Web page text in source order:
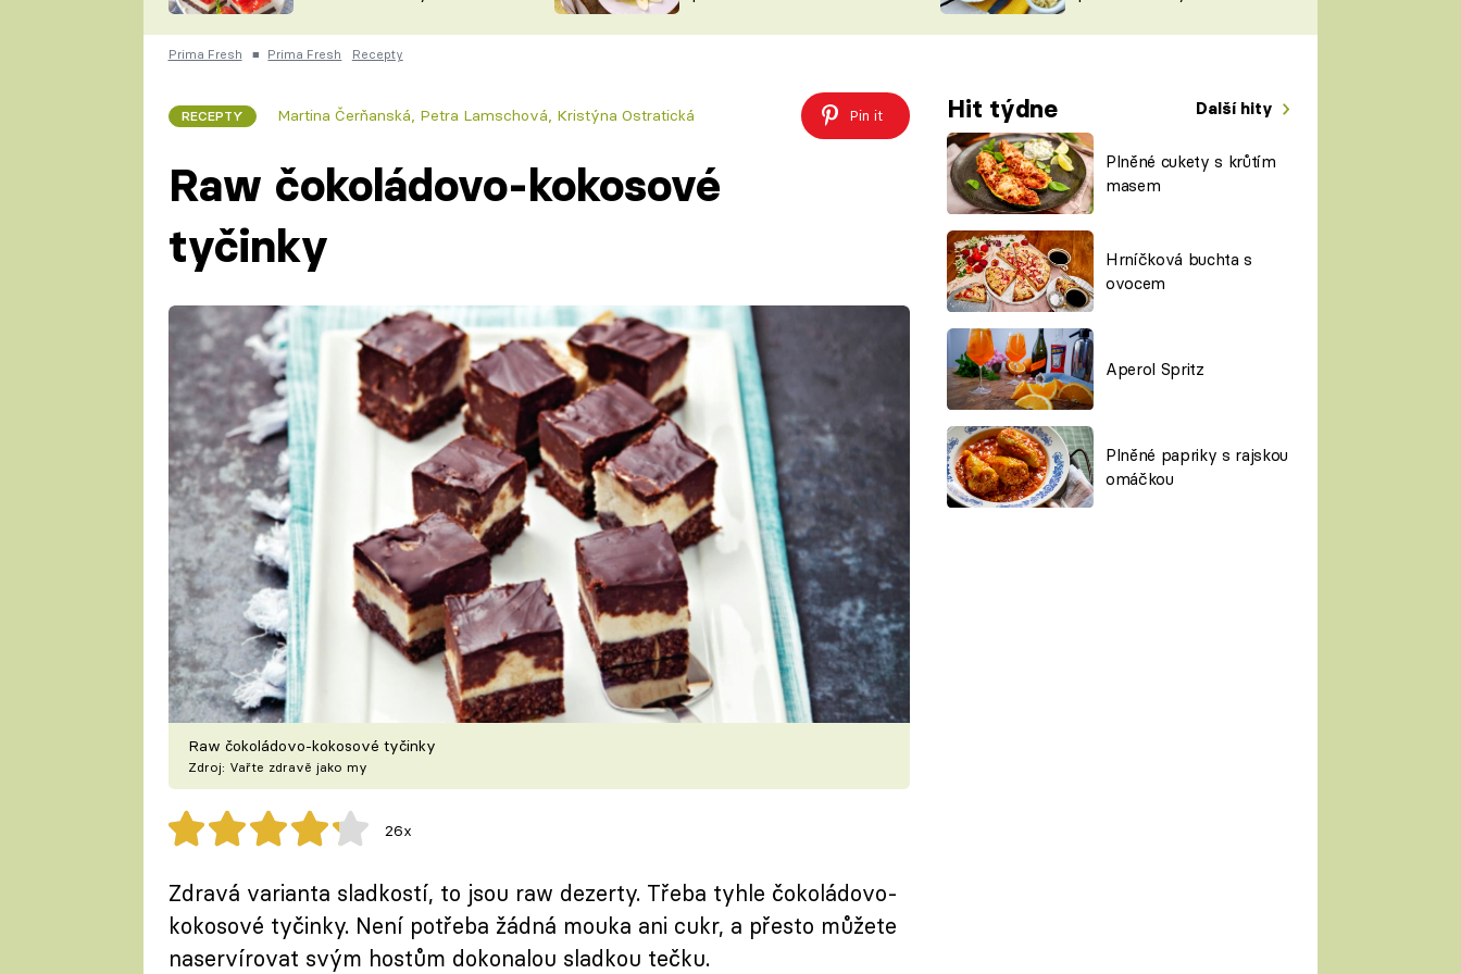
ČESKO NA TALÍŘI
KUCHAŘKA
VYCHYTÁVKY
ŠÉFREDAKTORKY
ČASOPIS
Prima Fresh ■ Prima Fresh Recepty
RECEPTY Martina Čerňanská Petra Lamschová, Kristýna Ostratická Pin it Hit týdne Další hity
Plněné cukety s krůtím
masem
Hrníčková buchta s
ovocem
Aperol Spritz
Plněné papriky s rajskou
omáčkou
Raw čokoládovo-kokosové
tyčinky
Raw čokoládovo-kokosové tyčinky
Zdroj: Vařte zdravě jako my
26x
Zdravá varianta sladkostí, to jsou raw dezerty. Třeba tyhle čokoládovo-
kokosové tyčinky. Není potřeba žádná mouka ani cukr, a přesto můžete
naservírovat svým hostům dokonalou sladkou tečku.